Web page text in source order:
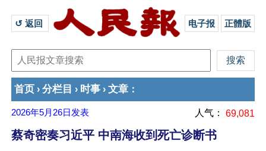
↺ 返回 电子报 正體版
首页 › 分栏目 › 时事 › 文章 ：
2026年5月26日 发表 人气： 69,081
蔡奇密奏习近平 中南海收到死亡诊断书